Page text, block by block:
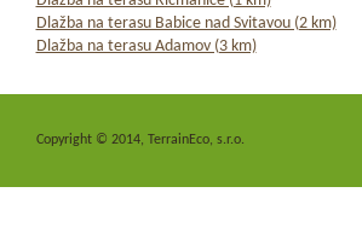
Dlažba na terasu Babice nad Svitavou (2 km)
Dlažba na terasu Adamov (3 km)
Copyright © 2014, TerrainEco, s.r.o.